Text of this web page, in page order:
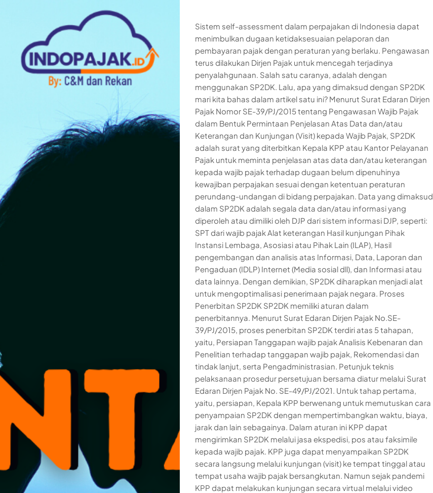
Sistem self-assessment dalam perpajakan di Indonesia dapat
menimbulkan dugaan ketidaksesuaian pelaporan dan
pembayaran pajak dengan peraturan yang berlaku. Pengawasan
terus dilakukan Dirjen Pajak untuk mencegah terjadinya
penyalahgunaan. Salah satu caranya, adalah dengan
menggunakan SP2DK. Lalu, apa yang dimaksud dengan SP2DK
mari kita bahas dalam artikel satu ini? Menurut Surat Edaran Dirjen
Pajak Nomor SE-39/PJ/2015 tentang Pengawasan Wajib Pajak
dalam Bentuk Permintaan Penjelasan Atas Data dan/atau
Keterangan dan Kunjungan (Visit) kepada Wajib Pajak, SP2DK
adalah surat yang diterbitkan Kepala KPP atau Kantor Pelayanan
Pajak untuk meminta penjelasan atas data dan/atau keterangan
kepada wajib pajak terhadap dugaan belum dipenuhinya
kewajiban perpajakan sesuai dengan ketentuan peraturan
perundang-undangan di bidang perpajakan. Data yang dimaksud
dalam SP2DK adalah segala data dan/atau informasi yang
diperoleh atau dimiliki oleh DJP dari sistem informasi DJP, seperti:
SPT dari wajib pajak Alat keterangan Hasil kunjungan Pihak
Instansi Lembaga, Asosiasi atau Pihak Lain (ILAP), Hasil
pengembangan dan analisis atas Informasi, Data, Laporan dan
Pengaduan (IDLP) Internet (Media sosial dll), dan Informasi atau
data lainnya. Dengan demikian, SP2DK diharapkan menjadi alat
untuk mengoptimalisasi penerimaan pajak negara. Proses
Penerbitan SP2DK SP2DK memiliki aturan dalam
penerbitannya. Menurut Surat Edaran Dirjen Pajak No.SE-
39/PJ/2015, proses penerbitan SP2DK terdiri atas 5 tahapan,
yaitu, Persiapan Tanggapan wajib pajak Analisis Kebenaran dan
Penelitian terhadap tanggapan wajib pajak, Rekomendasi dan
tindak lanjut, serta Pengadministrasian. Petunjuk teknis
pelaksanaan prosedur persetujuan bersama diatur melalui Surat
Edaran Dirjen Pajak No. SE-49/PJ/2021. Untuk tahap pertama,
yaitu, persiapan, Kepala KPP berwenang untuk memutuskan cara
penyampaian SP2DK dengan mempertimbangkan waktu, biaya,
jarak dan lain sebagainya. Dalam aturan ini KPP dapat
mengirimkan SP2DK melalui jasa ekspedisi, pos atau faksimile
kepada wajib pajak. KPP juga dapat menyampaikan SP2DK
secara langsung melalui kunjungan (visit) ke tempat tinggal atau
tempat usaha wajib pajak bersangkutan. Namun sejak pandemi
KPP dapat melakukan kunjungan secara virtual melalui video